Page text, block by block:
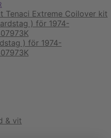
Tenaci Extreme Coilover kit
) för 1974-
& vit